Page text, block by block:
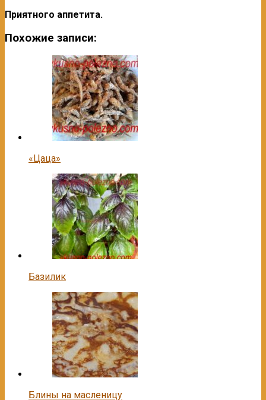
Приятного аппетита.
Похожие записи:
«Цаца»
Базилик
Блины на масленицу